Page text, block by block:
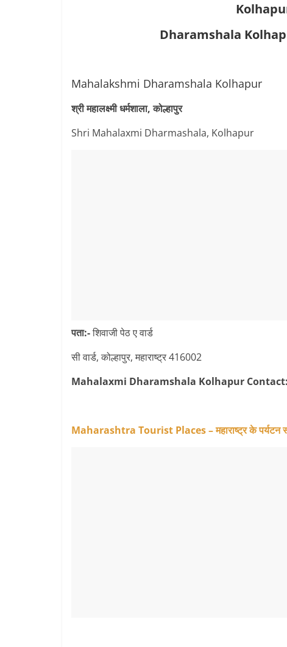
Dharamshala
Mahalakshmi Dharamshala Kolhapur
श्री महालक्ष्मी धर्मशाला, कोल्हापुर
Shri Mahalaxmi Dharmashala, Kolhapur
पता:-शिवाजी पेठ ए वार्ड
सी वार्ड, कोल्हापुर, महाराष्ट्र 416002
Mahalaxmi Dharamshala Kolhapur
Maharashtra Tourist Places – महाराष्ट्र के पर्यटन